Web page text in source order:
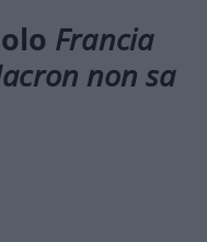
Francia
non sa